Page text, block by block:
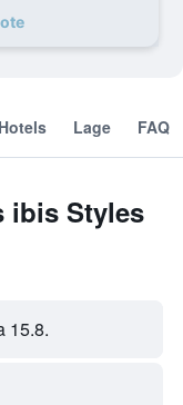
Lage FAQ
ibis Styles
15.8.